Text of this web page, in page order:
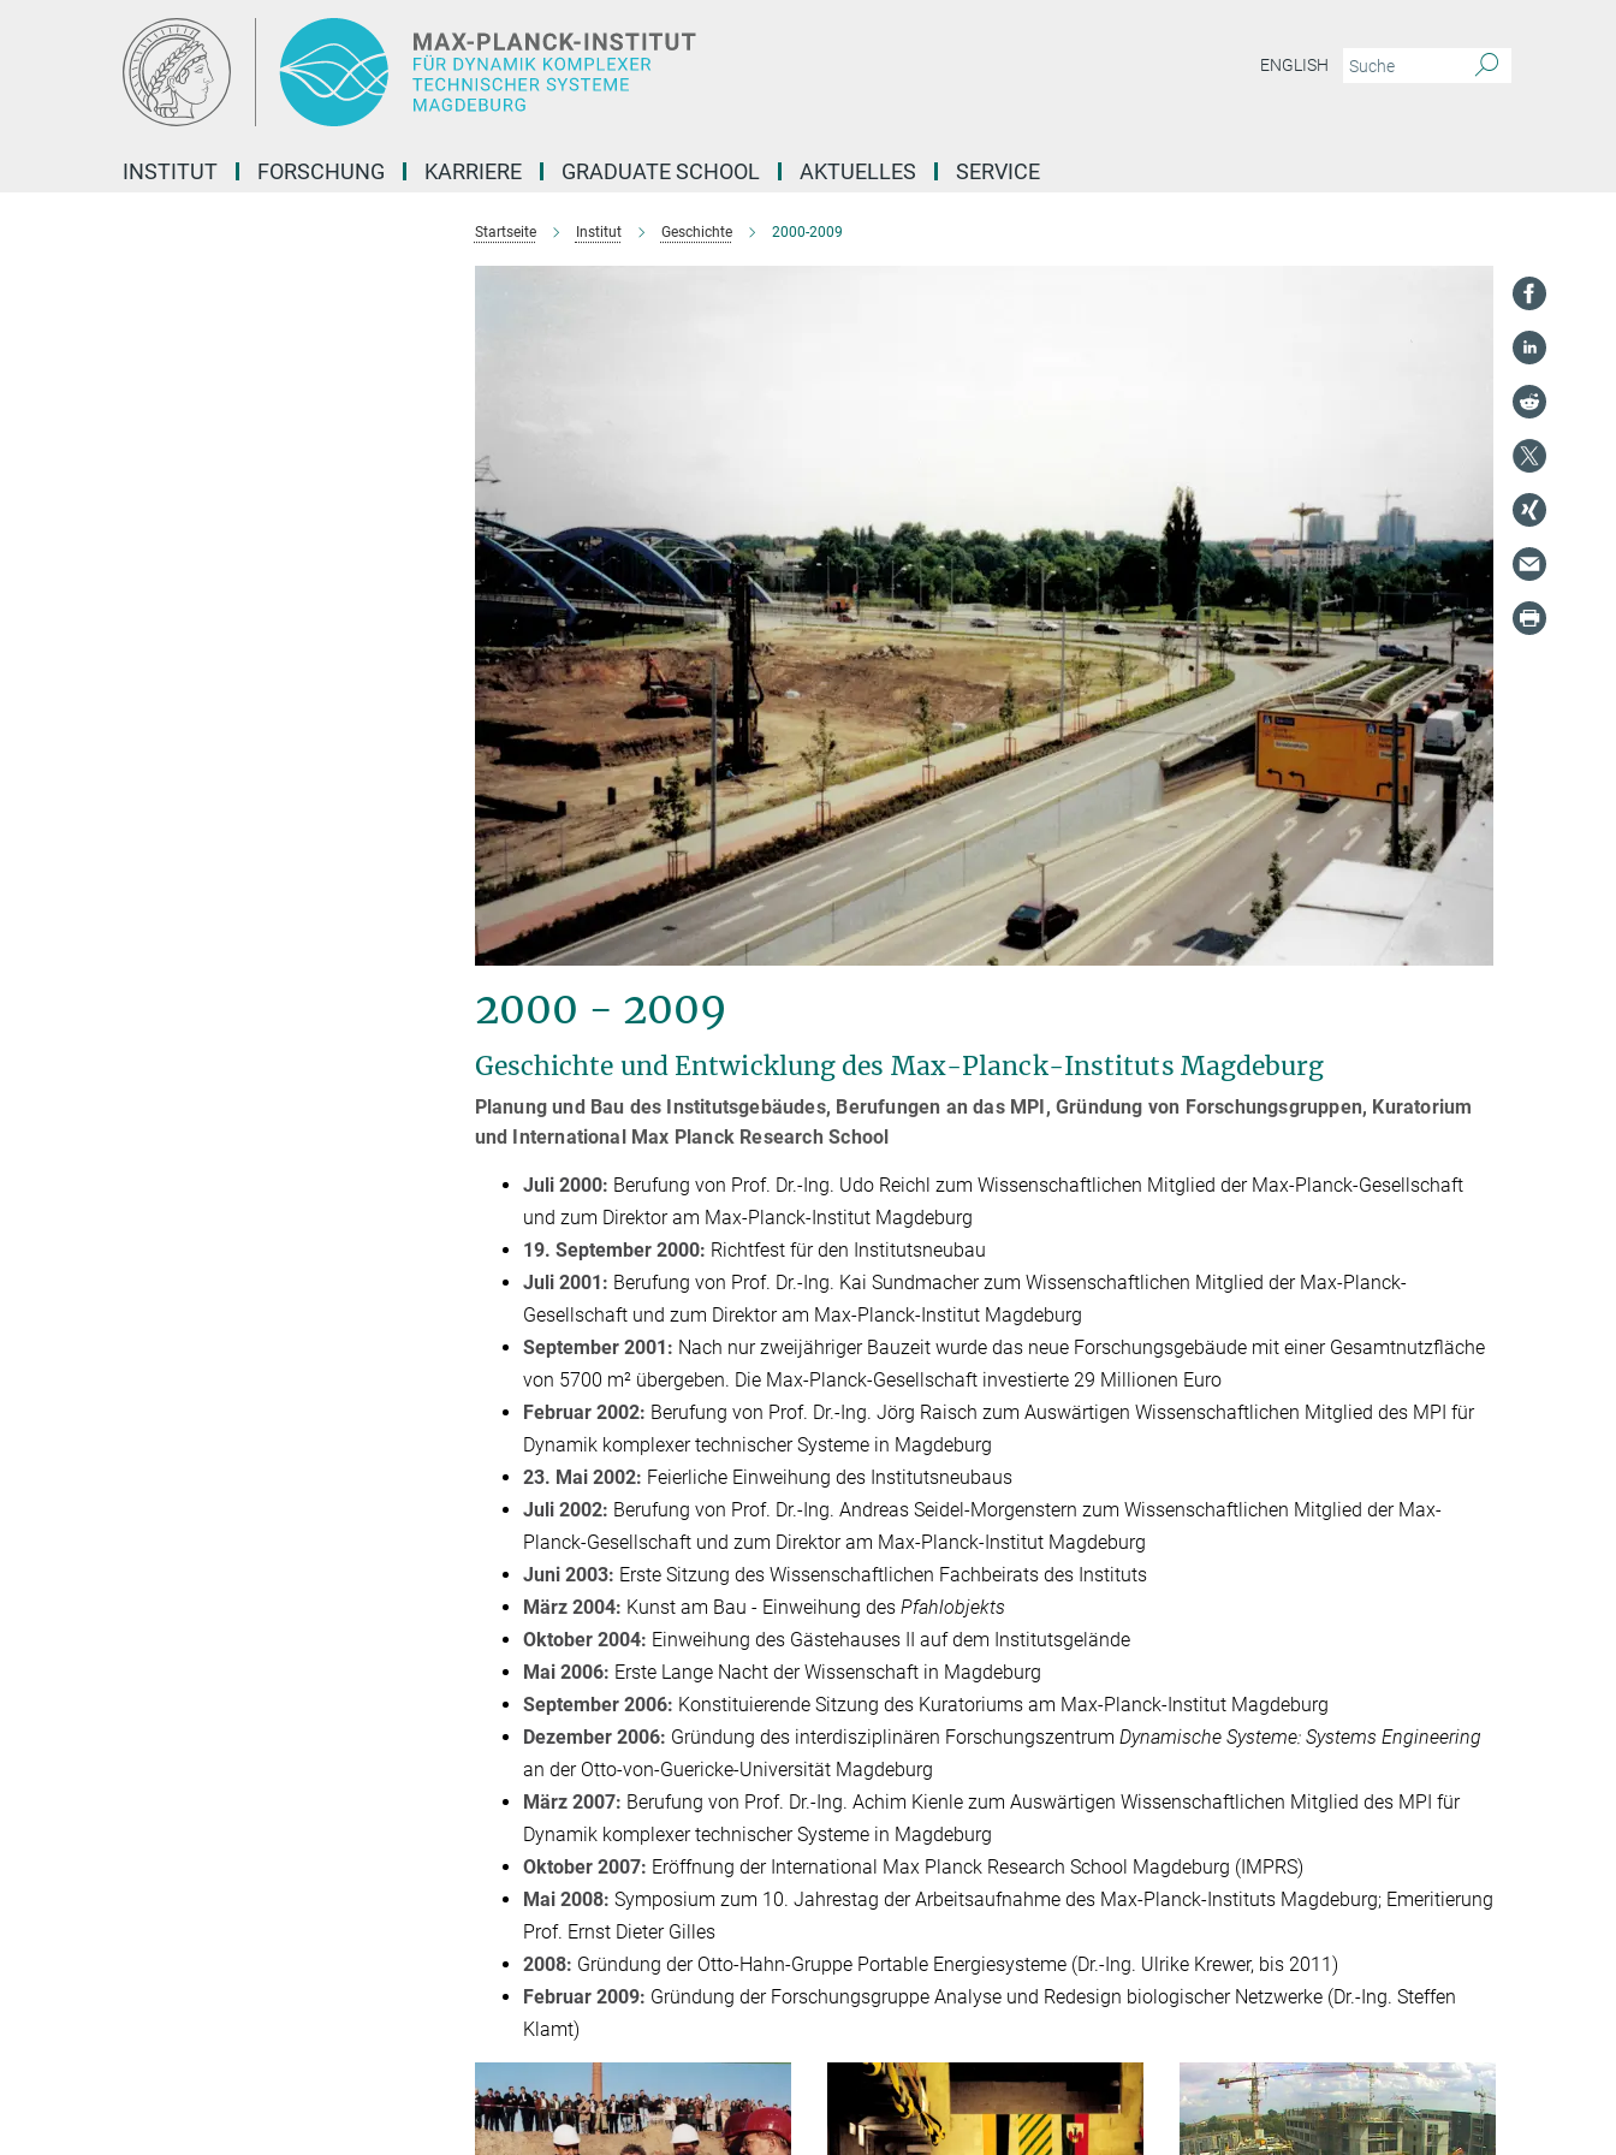
ENGLISH
INSTITUT FORSCHUNG KARRIERE GRADUATE SCHOOL AKTUELLES SERVICE
Startseite Institut Geschichte 2000-2009
2000 - 2009
Geschichte und Entwicklung des Max-Planck-Instituts Magdeburg
Planung und Bau des Institutsgebäudes, Berufungen an das MPI, Gründung von Forschungsgruppen, Kuratorium
und International Max Planck Research School
Juli 2000: Berufung von Prof. Dr.-Ing. Udo Reichl zum Wissenschaftlichen Mitglied der Max-Planck-Gesellschaft
und zum Direktor am Max-Planck-Institut Magdeburg
19. September 2000: Richtfest für den Institutsneubau
Juli 2001: Berufung von Prof. Dr.-Ing. Kai Sundmacher zum Wissenschaftlichen Mitglied der Max-Planck-
Gesellschaft und zum Direktor am Max-Planck-Institut Magdeburg
September 2001: Nach nur zweijähriger Bauzeit wurde das neue Forschungsgebäude mit einer Gesamtnutzfläche
von 5700 m² übergeben. Die Max-Planck-Gesellschaft investierte 29 Millionen Euro
Februar 2002: Berufung von Prof. Dr.-Ing. Jörg Raisch zum Auswärtigen Wissenschaftlichen Mitglied des MPI für
Dynamik komplexer technischer Systeme in Magdeburg
23. Mai 2002: Feierliche Einweihung des Institutsneubaus
Juli 2002: Berufung von Prof. Dr.-Ing. Andreas Seidel-Morgenstern zum Wissenschaftlichen Mitglied der Max-
Planck-Gesellschaft und zum Direktor am Max-Planck-Institut Magdeburg
Juni 2003: Erste Sitzung des Wissenschaftlichen Fachbeirats des Instituts
März 2004: Kunst am Bau - Einweihung des Pfahlobjekts
Oktober 2004: Einweihung des Gästehauses II auf dem Institutsgelände
Mai 2006: Erste Lange Nacht der Wissenschaft in Magdeburg
September 2006: Konstituierende Sitzung des Kuratoriums am Max-Planck-Institut Magdeburg
Dezember 2006: Gründung des interdisziplinären Forschungszentrum Dynamische Systeme: Systems Engineering
an der Otto-von-Guericke-Universität Magdeburg
März 2007: Berufung von Prof. Dr.-Ing. Achim Kienle zum Auswärtigen Wissenschaftlichen Mitglied des MPI für
Dynamik komplexer technischer Systeme in Magdeburg
Oktober 2007: Eröffnung der International Max Planck Research School Magdeburg (IMPRS)
Mai 2008: Symposium zum 10. Jahrestag der Arbeitsaufnahme des Max-Planck-Instituts Magdeburg; Emeritierung
Prof. Ernst Dieter Gilles
2008: Gründung der Otto-Hahn-Gruppe Portable Energiesysteme (Dr.-Ing. Ulrike Krewer, bis 2011)
Februar 2009: Gründung der Forschungsgruppe Analyse und Redesign biologischer Netzwerke (Dr.-Ing. Steffen
Klamt)